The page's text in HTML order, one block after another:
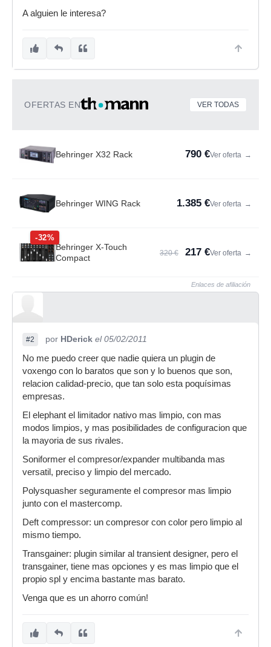
A alguien le interesa?
OFERTAS EN VER TODAS
Behringer X32 Rack 790 €Ver oferta →
Behringer WING Rack 1.385 €Ver oferta →
-32%
Behringer X-Touch
Compact
320 € 217 €Ver oferta →
Enlaces de afiliación
#2 por HDerick el 05/02/2011
No me puedo creer que nadie quiera un plugin de
voxengo con lo baratos que son y lo buenos que son,
relacion calidad-precio, que tan solo esta poquísimas
empresas.
El elephant el limitador nativo mas limpio, con mas
modos limpios, y mas posibilidades de configuracion que
la mayoria de sus rivales.
Soniformer el compresor/expander multibanda mas
versatil, preciso y limpio del mercado.
Polysquasher seguramente el compresor mas limpio
junto con el mastercomp.
Deft compressor: un compresor con color pero limpio al
mismo tiempo.
Transgainer: plugin similar al transient designer, pero el
transgainer, tiene mas opciones y es mas limpio que el
propio spl y encima bastante mas barato.
Venga que es un ahorro común!